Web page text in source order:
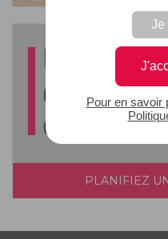
Je
Pour en savoir
PLANIFIEZ